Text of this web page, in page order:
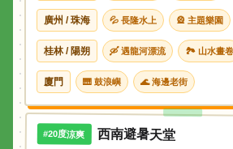
廣州 / 珠海 💦 長隆水上 🎡 主題樂園
桂林 / 陽朔 🛶 遇龍河漂流 🏞 山水畫卷
廈門 🎹 鼓浪嶼 🌊 海邊老街
#20度涼爽 西南避暑天堂